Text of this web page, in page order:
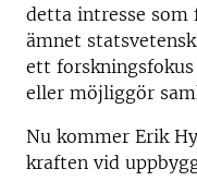
detta intresse som
ämnet
ett
eller möjliggör
Nu kommer Erik
kraften vid